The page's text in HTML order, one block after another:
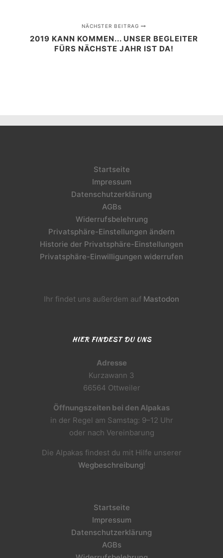
NÄCHSTER BEITRAG
2019 KANN KOMMEN... UNSER BEGLEITER
FÜRS NÄCHSTE JAHR IST DA!
Startseite
Impressum
Datenschutzerklärung
AGBs
Widerrufsbelehrung
Privatsphäre-Einstellungen ändern
Historie der Privatsphäre-Einstellungen
Privatsphäre-Einwilligungen widerrufen
Ihr findet uns außerdem auf Mastodon
HIER FINDEST DU UNS
Adresse
Kurzawann 3
66564 Ottweiler
Öffnungszeiten bei den Alpakas
in der Regel am Samstag: 9–12 Uhr
oder nach Vereinbarung
Die Alpakas findest du mit Hilfe unserer
Wegbeschreibung!
Startseite
Impressum
Datenschutzerklärung
AGBs